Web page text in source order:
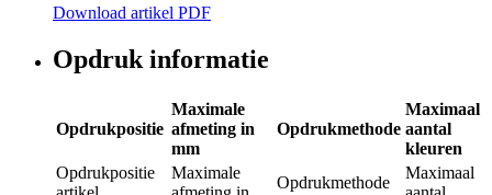
Download artikel PDF
Opdruk informatie
Opdrukpositie
Maximale
afmeting in
mm
Opdrukmethode
Maximaal
aantal
kleuren
Opdrukpositie
Maximale
Opdrukmethode
Maximaal